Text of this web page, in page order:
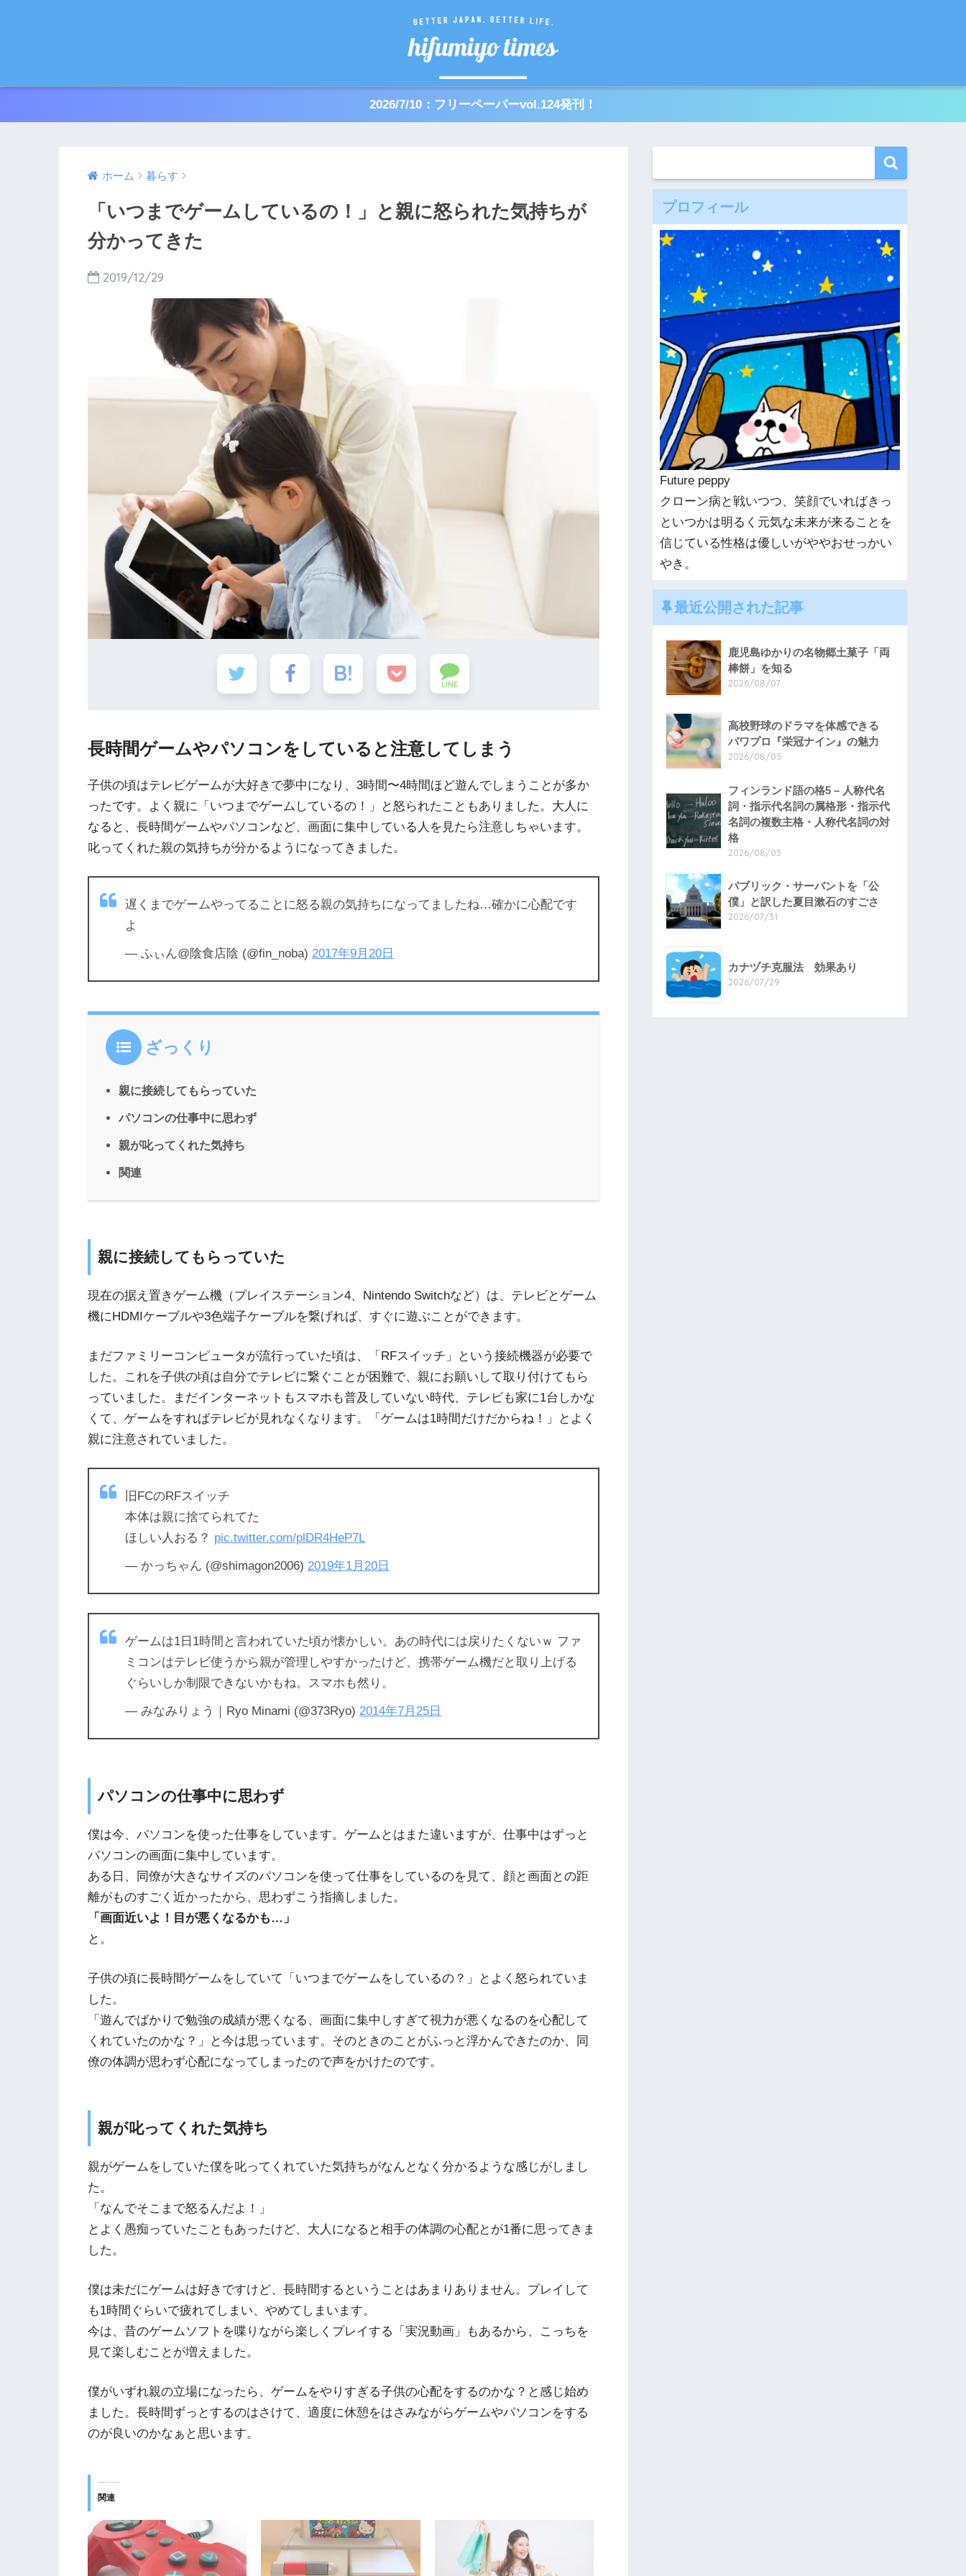
2026/7/10：フリーペーパーvol.124発刊！
ホーム 暮らす
「いつまでゲームしているの！」と親に怒られた気持ちが
分かってきた
2019/12/29
LINE
長時間ゲームやパソコンをしていると注意してしまう
子供の頃はテレビゲームが大好きで夢中になり、3時間〜4時間ほど遊んでしまうことが多か
ったです。よく親に「いつまでゲームしているの！」と怒られたこともありました。大人に
なると、長時間ゲームやパソコンなど、画面に集中している人を見たら注意しちゃいます。
叱ってくれた親の気持ちが分かるようになってきました。
遅くまでゲームやってることに怒る親の気持ちになってましたね…確かに心配です
よ
— ふぃん@陰食店陰 (@fin_noba) 2017年9月20日
ざっくり
親に接続してもらっていた
パソコンの仕事中に思わず
親が叱ってくれた気持ち
関連
親に接続してもらっていた
現在の据え置きゲーム機（プレイステーション4、Nintendo Switchなど）は、テレビとゲーム
機にHDMIケーブルや3色端子ケーブルを繋げれば、すぐに遊ぶことができます。
まだファミリーコンピュータが流行っていた頃は、「RFスイッチ」という接続機器が必要で
した。これを子供の頃は自分でテレビに繋ぐことが困難で、親にお願いして取り付けてもら
っていました。まだインターネットもスマホも普及していない時代、テレビも家に1台しかな
くて、ゲームをすればテレビが見れなくなります。「ゲームは1時間だけだからね！」とよく
親に注意されていました。
旧FCのRFスイッチ
本体は親に捨てられてた
ほしい人おる？ pic.twitter.com/plDR4HeP7L
— かっちゃん (@shimagon2006) 2019年1月20日
ゲームは1日1時間と言われていた頃が懐かしい。あの時代には戻りたくないｗ ファ
ミコンはテレビ使うから親が管理しやすかったけど、携帯ゲーム機だと取り上げる
ぐらいしか制限できないかもね。スマホも然り。
— みなみりょう｜Ryo Minami (@373Ryo) 2014年7月25日
パソコンの仕事中に思わず
僕は今、パソコンを使った仕事をしています。ゲームとはまた違いますが、仕事中はずっと
パソコンの画面に集中しています。
ある日、同僚が大きなサイズのパソコンを使って仕事をしているのを見て、顔と画面との距
離がものすごく近かったから、思わずこう指摘しました。
「画面近いよ！目が悪くなるかも…」
と。
子供の頃に長時間ゲームをしていて「いつまでゲームをしているの？」とよく怒られていま
した。
「遊んでばかりで勉強の成績が悪くなる、画面に集中しすぎて視力が悪くなるのを心配して
くれていたのかな？」と今は思っています。そのときのことがふっと浮かんできたのか、同
僚の体調が思わず心配になってしまったので声をかけたのです。
親が叱ってくれた気持ち
親がゲームをしていた僕を叱ってくれていた気持ちがなんとなく分かるような感じがしまし
た。
「なんでそこまで怒るんだよ！」
とよく愚痴っていたこともあったけど、大人になると相手の体調の心配とが1番に思ってきま
した。
僕は未だにゲームは好きですけど、長時間するということはあまりありません。プレイして
も1時間ぐらいで疲れてしまい、やめてしまいます。
今は、昔のゲームソフトを喋りながら楽しくプレイする「実況動画」もあるから、こっちを
見て楽しむことが増えました。
僕がいずれ親の立場になったら、ゲームをやりすぎる子供の心配をするのかな？と感じ始め
ました。長時間ずっとするのはさけて、適度に休憩をはさみながらゲームやパソコンをする
のが良いのかなぁと思います。
関連
プロフィール
Future peppy
クローン病と戦いつつ、笑顔でいればきっ
といつかは明るく元気な未来が来ることを
信じている性格は優しいがややおせっかい
やき。
最近公開された記事
鹿児島ゆかりの名物郷土菓子「両
棒餅」を知る
2026/08/07
高校野球のドラマを体感できる
パワプロ『栄冠ナイン』の魅力
2026/08/05
フィンランド語の格5 – 人称代名
詞・指示代名詞の属格形・指示代
名詞の複数主格・人称代名詞の対
格
2026/08/03
パブリック・サーバントを「公
僕」と訳した夏目漱石のすごさ
2026/07/31
カナヅチ克服法 効果あり
2026/07/29